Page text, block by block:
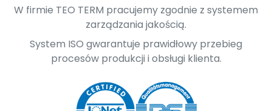
W firmie TEO TERM pracujemy zgodnie z systemem
zarządzania jakością.
System ISO gwarantuje prawidłowy przebieg
procesów produkcji i obsługi klienta.